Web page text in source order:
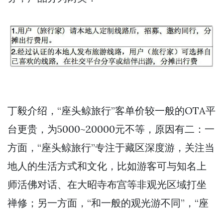
丁毅介绍，“座头鲸旅行”客单价较一般的OTA平
台更贵，为5000~20000元不等，原因有二：一
方面，“座头鲸旅行”专注于藏区深度游，关注当
地人的生活方式和文化，比如游客可与知名上
师活佛对话、在大昭寺布宫等非观光区域打坐
禅修；另一方面，“和一般的观光游不同”，“座